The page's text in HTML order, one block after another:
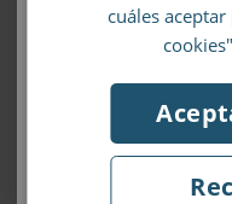
cuáles
Apúntate a
¡Me